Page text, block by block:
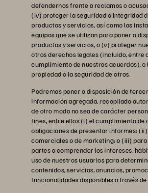
defendernos frente a reclamos o
(iv) proteger la seguridad o integridad
productos y servicios, así como las
equipos que se utilizan para poner a
productos y servicios, o (v) proteger
otros derechos legales (incluido, entre
cumplimiento de nuestros acuerdos), o
propiedad o la seguridad de otros.
Podremos poner a disposición de
información agregada, recopilada
de otro modo no sea de carácter
fines, entre ellos (i) el cumplimiento de
obligaciones de presentar informes;
comerciales o de marketing; o (iii)
partes a comprender los intereses,
uso de nuestros usuarios para
contenidos, servicios, anuncios,
funcionalidades disponibles a través